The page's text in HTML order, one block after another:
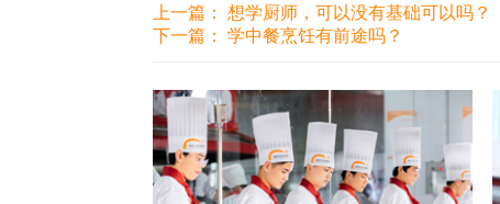
上一篇： 想学厨师，可以没有基础可以吗？
下一篇： 学中餐烹饪有前途吗？